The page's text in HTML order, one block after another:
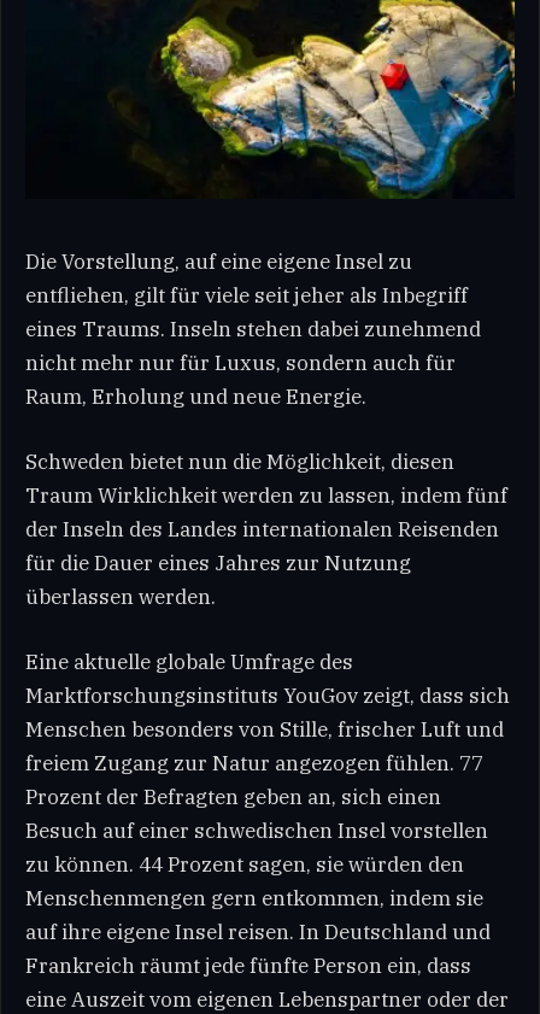
Die Vorstellung, auf eine eigene Insel zu
entfliehen, gilt für viele seit jeher als Inbegriff
eines Traums. Inseln stehen dabei zunehmend
nicht mehr nur für Luxus, sondern auch für
Raum, Erholung und neue Energie.
Schweden bietet nun die Möglichkeit, diesen
Traum Wirklichkeit werden zu lassen, indem fünf
der Inseln des Landes internationalen Reisenden
für die Dauer eines Jahres zur Nutzung
überlassen werden.
Eine aktuelle globale Umfrage des
Marktforschungsinstituts YouGov zeigt, dass sich
Menschen besonders von Stille, frischer Luft und
freiem Zugang zur Natur angezogen fühlen. 77
Prozent der Befragten geben an, sich einen
Besuch auf einer schwedischen Insel vorstellen
zu können. 44 Prozent sagen, sie würden den
Menschenmengen gern entkommen, indem sie
auf ihre eigene Insel reisen. In Deutschland und
Frankreich räumt jede fünfte Person ein, dass
eine Auszeit vom eigenen Lebenspartner oder der